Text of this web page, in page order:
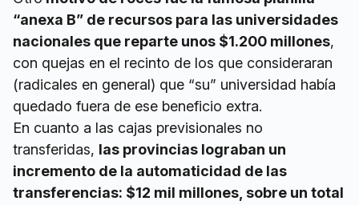
“anexa B” de recursos para las universidades
nacionales que reparte unos $1.200 millones,
con quejas en el recinto de los que consideraran
(radicales en general) que “su” universidad había
quedado fuera de ese beneficio extra.
En cuanto a las cajas previsionales no
transferidas, las provincias lograban un
incremento de la automaticidad de las
transferencias: $12 mil millones, sobre un total